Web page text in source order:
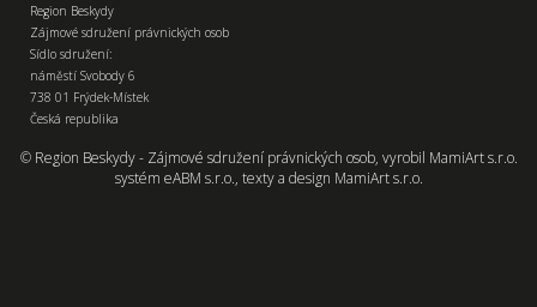
Region Beskydy
Zájmové sdružení právnických osob
Sídlo sdružení:
náměstí Svobody 6
738 01 Frýdek-Místek
Česká republika
© Region Beskydy - Zájmové sdružení právnických osob, vyrobil MamiArt s.r.o.
systém eABM s.r.o., texty a design MamiArt s.r.o.